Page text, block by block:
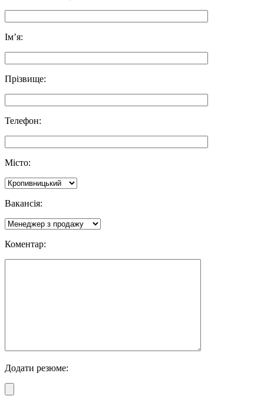
Ім’я:
Прізвище:
Телефон:
Місто:
Вакансія:
Коментар:
Додати резюме: